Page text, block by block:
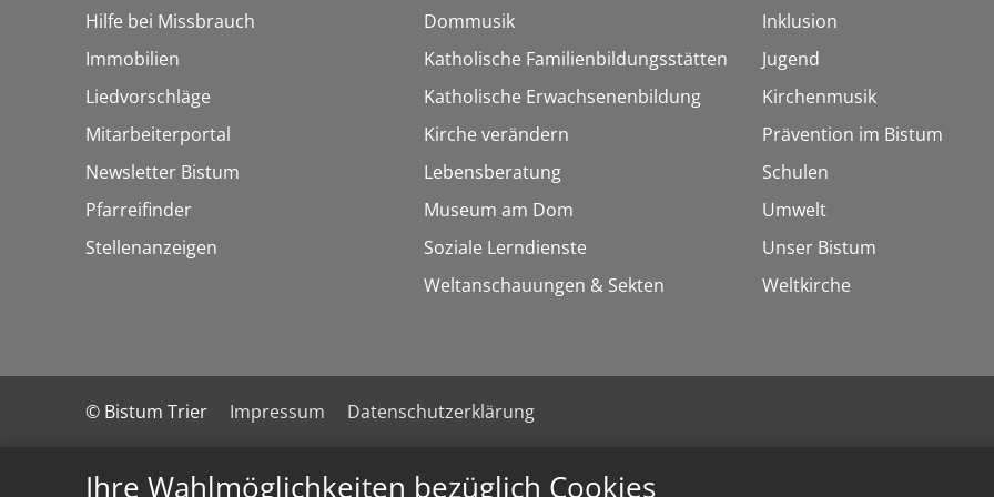
Ihre Wahlmöglichkeiten bezüglich Cookies
Hilfe bei Missbrauch
Immobilien
Liedvorschläge
Mitarbeiterportal
Newsletter Bistum
Pfarreifinder
Stellenanzeigen
Dommusik
Katholische Familienbildungsstätten
Katholische Erwachsenenbildung
Kirche verändern
Lebensberatung
Museum am Dom
Soziale Lerndienste
Weltanschauungen & Sekten
Inklusion
Jugend
Kirchenmusik
Prävention im Bistum
Schulen
Umwelt
Unser Bistum
Weltkirche
© Bistum Trier Impressum Datenschutzerklärung